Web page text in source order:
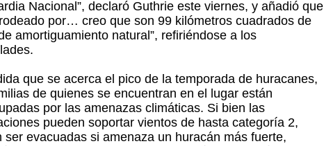
Nacional”, declaró Guthrie este viernes, y añadió que
por… creo que son 99 kilómetros cuadrados de
amortiguamiento natural”, refiriéndose a los
que se acerca el pico de la temporada de huracanes,
de quienes se encuentran en el lugar están
por las amenazas climáticas. Si bien las
pueden soportar vientos de hasta categoría 2,
ser evacuadas si amenaza un huracán más fuerte,